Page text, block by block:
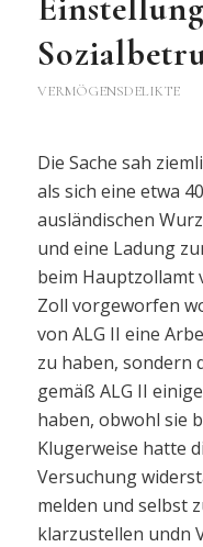
VERMÖGENSDELIKTE
Die Sache sah
als sich eine etwa
ausländischen
und eine Ladung
beim Hauptzollamt
Zoll vorgeworfen
von ALG II eine
zu haben, sondern
gemäß ALG II
haben, obwohl sie
Klugerweise hatte
Versuchung
melden und selbst
klarzustellen undn